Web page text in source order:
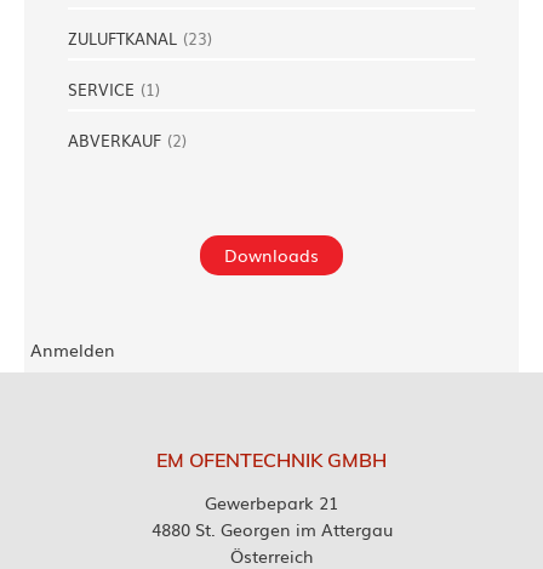
ZULUFTKANAL (23)
SERVICE (1)
ABVERKAUF (2)
Downloads
Anmelden
EM OFENTECHNIK GMBH
Gewerbepark 21
4880 St. Georgen im Attergau
Österreich